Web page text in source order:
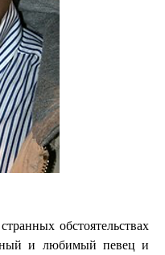
обстоятельствах
и любимый певец и